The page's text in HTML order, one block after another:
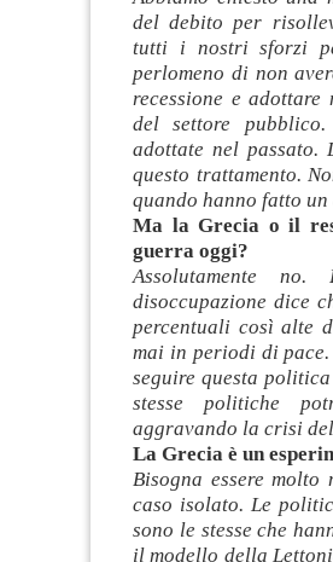
del debito per
tutti i nostri sforzi
perlomeno di non
recessione e adottare
del settore
adottate nel
questo trattamento.
quando hanno fatto
Ma la Grecia o il
guerra oggi?
Assolutamente no.
disoccupazione dice
percentuali così alte
mai in periodi di pace.
seguire questa
stesse politiche
aggravando la crisi
La Grecia è un
Bisogna essere
caso isolato. Le
sono le stesse che
il modello della